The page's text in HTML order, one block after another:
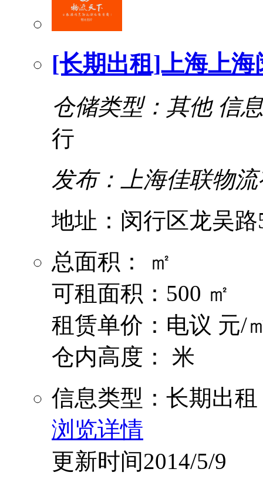
[长期出租]上海上海
仓储类型：其他 信
行
发布：上海佳联物
地址：闵行区龙吴路
总面积： ㎡
可租面积：500 ㎡
租赁单价：电议 元/
仓内高度： 米
信息类型：长期出租
浏览详情
更新时间2014/5/9